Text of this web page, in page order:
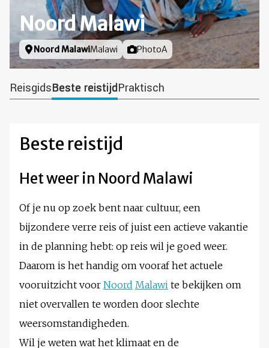
Noord Malawi
Locatie
Noord MalawiMalawi Foto door
PhotoA
ReisgidsBeste reistijdPraktisch
Beste reistijd
Het weer in Noord Malawi
Of je nu op zoek bent naar cultuur, een
bijzondere verre reis of juist een actieve vakantie
in de planning hebt: op reis wil je goed weer.
Daarom is het handig om vooraf het actuele
vooruitzicht voor Noord Malawi te bekijken om
niet overvallen te worden door slechte
weersomstandigheden.
Wil je weten wat het klimaat en de